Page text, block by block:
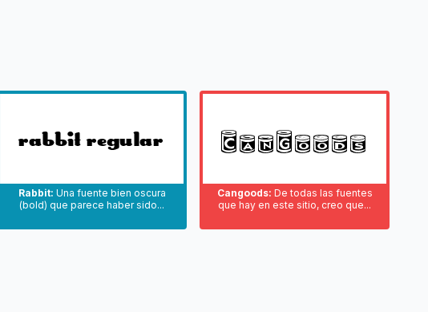
Rabbit: Una fuente bien oscura
(bold) que parece haber sido...
Cangoods: De todas las fuentes
que hay en este sitio, creo que...